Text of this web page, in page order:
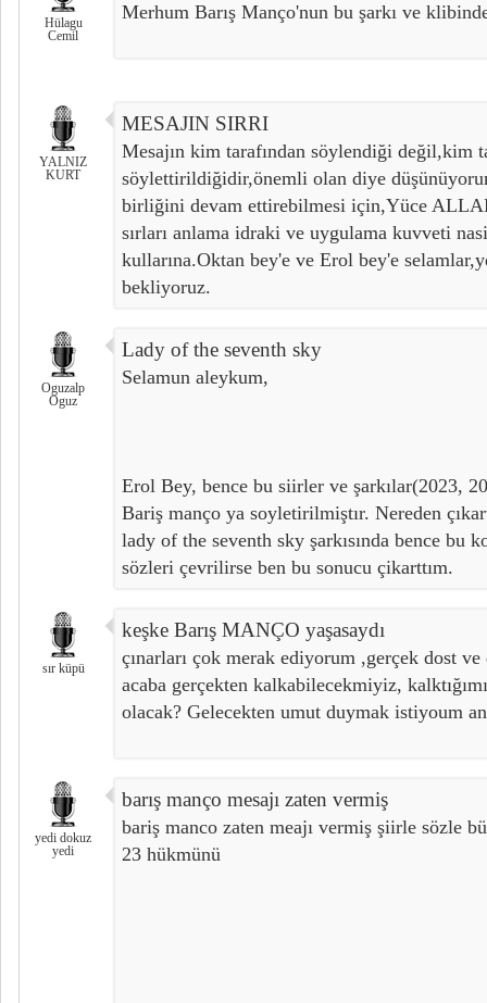
Hülagu
Cemil
Merhum Barış Manço'nun bu şarkı ve
YALNIZ
KURT
MESAJIN SIRRI
Mesajın kim tarafından söylendiği değil,kim
söylettirildiğidir,önemli olan diye
birliğini devam ettirebilmesi için,Yüce
sırları anlama idraki ve uygulama kuvveti
kullarına.Oktan bey'e ve Erol bey'e
bekliyoruz.
Oguzalp
Oguz
Lady of the seventh sky
Selamun aleykum,
Erol Bey, bence bu siirler ve şarkılar(2023,
Bariş manço ya soyletirilmiştır. Nereden
lady of the seventh sky şarkısında bence bu
sözleri çevrilirse ben bu sonucu çikarttım.
sır küpü
keşke Barış MANÇO yaşasaydı
çınarları çok merak ediyorum ,gerçek dost ve
acaba gerçekten kalkabilecekmiyiz,
olacak? Gelecekten umut duymak istiyoum
yedi dokuz
yedi
barış manço mesajı zaten vermiş
bariş manco zaten meajı vermiş şiirle sözle
23 hükmünü